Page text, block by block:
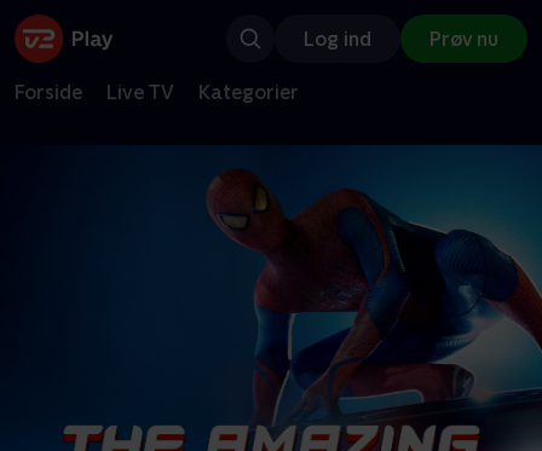
Log ind Prøv nu
Forside Live TV Kategorier